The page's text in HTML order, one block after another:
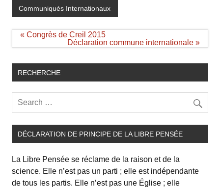
Communiqués Internationaux
Navigation
l’article
« Congrès de Creil 2015
Déclaration commune internationale »
RECHERCHE
DÉCLARATION DE PRINCIPE DE LA LIBRE PENSÉE
La Libre Pensée se réclame de la raison et de la
science. Elle n’est pas un parti ; elle est indépendante
de tous les partis. Elle n’est pas une Église ; elle